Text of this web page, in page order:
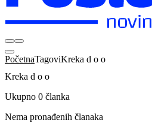
PočetnaTagoviKreka d o o
Kreka d o o
Ukupno 0 članka
Nema pronađenih članaka